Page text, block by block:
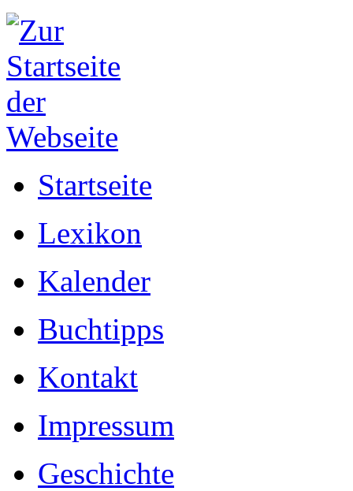
Startseite
Lexikon
Kalender
Buchtipps
Kontakt
Impressum
Geschichte